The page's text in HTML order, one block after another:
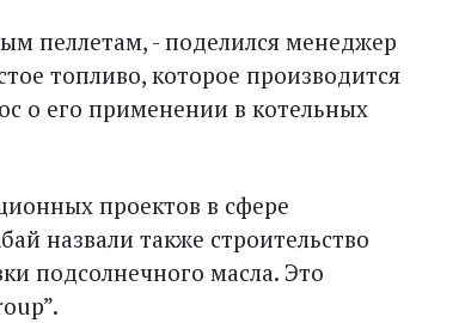
пеллетам, - поделился менеджер
топливо, которое производится
о его применении в котельных
проектов в сфере
назвали также строительство
подсолнечного масла. Это